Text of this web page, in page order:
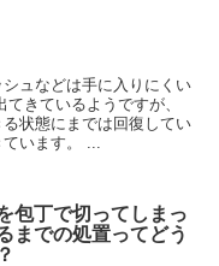
ュなどは手に入りにくい
きているようですが、
状態にまでは回復してい
います。 ...
包丁で切ってしまっ
までの処置ってどう